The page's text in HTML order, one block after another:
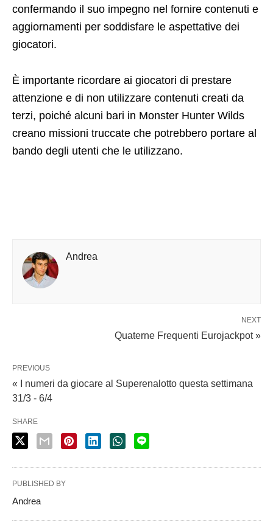
confermando il suo impegno nel fornire contenuti e
aggiornamenti per soddisfare le aspettative dei
giocatori.
È importante ricordare ai giocatori di prestare
attenzione e di non utilizzare contenuti creati da
terzi, poiché alcuni bari in Monster Hunter Wilds
creano missioni truccate che potrebbero portare al
bando degli utenti che le utilizzano.
Andrea
NEXT
Quaterne Frequenti Eurojackpot »
PREVIOUS
« I numeri da giocare al Superenalotto questa settimana
31/3 - 6/4
SHARE
PUBLISHED BY
Andrea